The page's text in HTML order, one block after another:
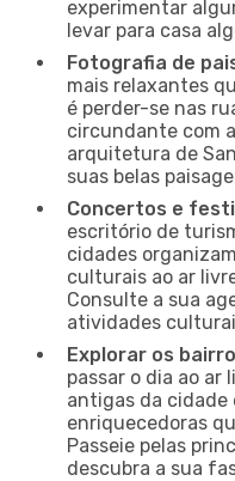
experimentar
levar para casa
Fotografia de
mais relaxantes
é perder-se nas
circundante com
arquitetura de
suas belas
Concertos e
escritório de
cidades
culturais ao ar
Consulte a sua
atividades
Explorar os
passar o dia ao ar
antigas da cidade
enriquecedoras
Passeie pelas
descubra a sua